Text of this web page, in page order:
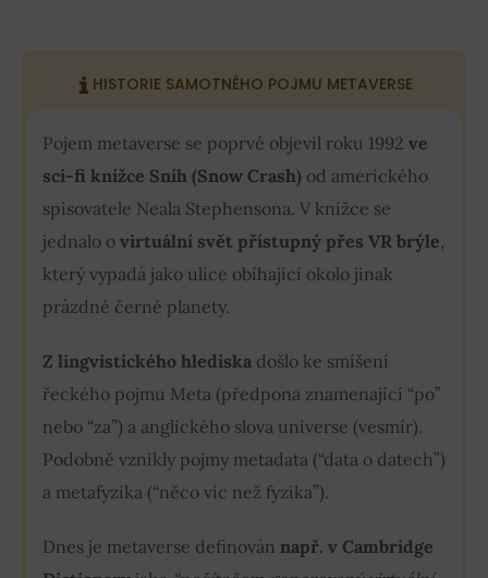
HISTORIE SAMOTNÉHO POJMU METAVERSE
Pojem metaverse se poprvé objevil roku 1992 ve
sci-fi knížce Sníh (Snow Crash) od amerického
spisovatele Neala Stephensona. V knížce se
jednalo o virtuální svět přístupný přes VR brýle,
který vypadá jako ulice obíhající okolo jinak
prázdné černé planety.
Z lingvistického hlediska došlo ke smíšení
řeckého pojmu Meta (předpona znamenající “po”
nebo “za”) a anglického slova universe (vesmír).
Podobně vznikly pojmy metadata (“data o datech”)
a metafyzika (“něco víc než fyzika”).
Dnes je metaverse definován např. v Cambridge